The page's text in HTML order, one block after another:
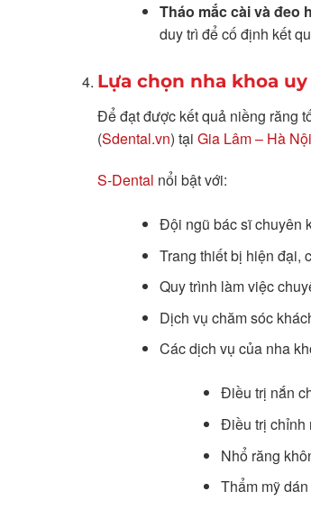
Tháo mắc cài và đeo
duy trì để cố định kết
Lựa chọn nha khoa
Để đạt được kết quả niềng răng
(Sdental.vn) tại Gia Lâm – Hà Nội
S-Dental nổi bật với:
Đội ngũ bác sĩ chuyên
Trang thiết bị hiện đại,
Quy trình làm việc
Dịch vụ chăm sóc
Các dịch vụ của nha
Điều trị nắn
Điều trị chỉnh
Nhổ răng
Thẩm mỹ